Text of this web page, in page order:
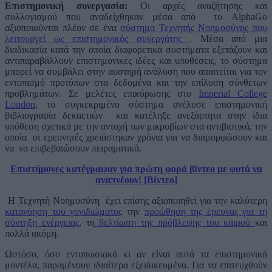
Επιστημονική συνεργασία: Οι αρχές αναζήτησης και
συλλογισμού που αναδείχθηκαν μέσα από το AlphaGo
αξιοποιούνται πλέον σε ένα σύστημα Τεχνητής Νοημοσύνης που
λειτουργεί ως επιστημονικός συνεργάτης . Μέσα από μια
διαδικασία κατά την οποία διαφορετικά συστήματα εξετάζουν και
αντιπαραβάλλουν επιστημονικές ιδέες και υποθέσεις, το σύστημα
μπορεί να συμβάλει στην αυστηρή ανάλυση που απαιτείται για τον
εντοπισμό προτύπων στα δεδομένα και την επίλυση σύνθετων
προβλημάτων. Σε μελέτες επικύρωσης στο Imperial College
London, το συγκεκριμένο σύστημα ανέλυσε επιστημονική
βιβλιογραφία δεκαετιών και κατέληξε ανεξάρτητα στην ίδια
υπόθεση σχετικά με την αντοχή των μικροβίων στα αντιβιοτικά, την
οποία οι ερευνητές χρειάστηκαν χρόνια για να διαμορφώσουν και
να να επιβεβαιώσουν πειραματικά.
Επιστήμονες κατέγραψαν για πρώτη φορά βίντεο με φυτά να
αναπνέουν! [Βίντεο]
Η Τεχνητή Νοημοσύνη έχει επίσης αξιοποιηθεί για την καλύτερη
κατανόηση του γονιδιώματος την προώθηση της έρευνας για τη
σύντηξη ενέργειας, τη βελτίωση της πρόβλεψης του καιρού και
πολλά ακόμη.
Ωστόσο, όσο εντυπωσιακά κι αν είναι αυτά τα επιστημονικά
μοντέλα, παραμένουν ιδιαίτερα εξειδικευμένα. Για να επιτευχθούν